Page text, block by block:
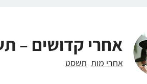
אחרי קדושים –
אחרי מות תשסט